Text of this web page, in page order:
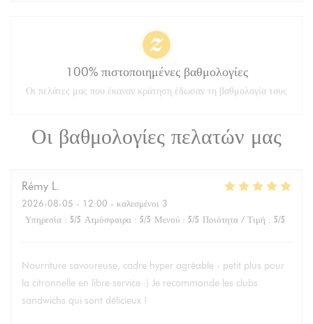
Οι βαθμολογίες πελατών μας
Rémy L
2026-08-05 - 12:00 - καλεσμένοι 3
Υπηρεσία : 5/5 Ατμόσφαιρα : 5/5 Μενού : 5/5 Ποιότητα / Τιμή : 5/5
Nourriture savoureuse, cadre hyper agréable - petit plus pour
la citronnelle en libre service :) Je recommande les clubs
sandwichs qui sont délicieux !
100% πιστοποιημένες βαθμολογίες
Οι πελάτες μας που έκαναν κράτηση έδωσαν τη βαθμολογία τους